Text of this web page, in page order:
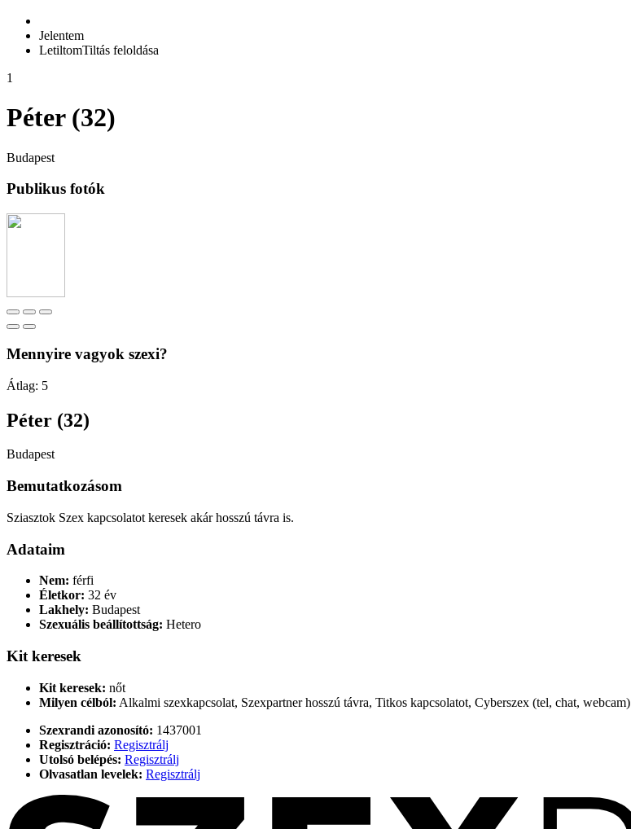
Jelentem
LetiltomTiltás feloldása
1
Péter (32)
Budapest
Publikus fotók
Mennyire vagyok szexi?
Átlag: 5
Péter (32)
Budapest
Bemutatkozásom
Sziasztok Szex kapcsolatot keresek akár hosszú távra is.
Adataim
Nem: férfi
Életkor: 32 év
Lakhely: Budapest
Szexuális beállítottság: Hetero
Kit keresek
Kit keresek: nőt
Milyen célból: Alkalmi szexkapcsolat, Szexpartner hosszú távra, Titkos kapcsolatot, Cyberszex (tel, chat, webcam)
Szexrandi azonosító: 1437001
Regisztráció: Regisztrálj
Utolsó belépés: Regisztrálj
Olvasatlan levelek: Regisztrálj